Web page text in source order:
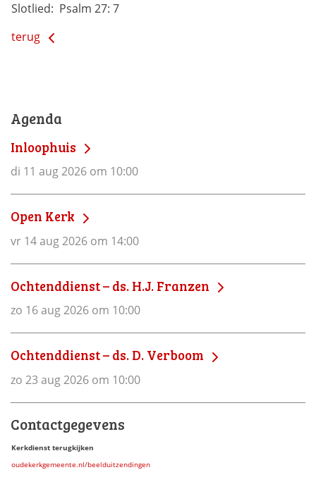
Slotlied: Psalm 27: 7
terug
Agenda
Inloophuis
di 11 aug 2026 om 10:00
Open Kerk
vr 14 aug 2026 om 14:00
Ochtenddienst – ds. H.J. Franzen
zo 16 aug 2026 om 10:00
Ochtenddienst – ds. D. Verboom
zo 23 aug 2026 om 10:00
Contactgegevens
Kerkdienst terugkijken
oudekerkgemeente.nl/beelduitzendingen